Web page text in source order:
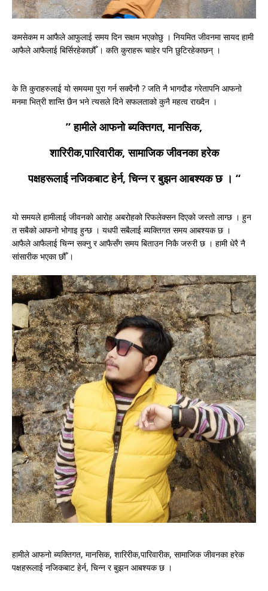
कमसेकम म आफैले आफुलाई समय दिन सक्षम भएकोछु । नियमित जीवनमा सायद हामी
आफैले आफैलाई बिर्सिरहेकाछौँ । कति कुराहरू चाहेर पनि छुटिरहेकाछन् ।
के ति कुराहरुलाई यो समयमा पुरा गर्न सक्दैनौ ? जति नै भागदौड गरेतापनि आफनो
मनमा भित्री शान्ति छैन भने त्यसले दिने सफलताको कुनै महत्व राख्दैन ।
” हामीले आफनो ब्यक्तिगत, मानसिक,
शारिरीक,पारिवारीक, सामाजिक जीवनका हरेक
पक्षहरूलाई नजिकबाट हेर्न, चिन्न र बुझन आबश्यक छ । “
यो समयले हामीलाई जीवनको आरोह अबरोहको रिफलेक्सन दिएको जस्तो लाग्छ । हुन
त सबैको आफनो भोगाइ हुन्छ । यधपी सबैलाई ब्यक्तिगत समय आबश्यक छ ।
आफैले आफैलाई चिन्न सक्नु र आफैसँग समय बिताउन निकै जरुरी छ । हामी धेरै नै
सांसारीक भएका छौँ ।
हामीले आफनो ब्यक्तिगत, मानसिक, शारिरीक,पारिवारीक, सामाजिक जीवनका हरेक
पक्षहरूलाई नजिकबाट हेर्न, चिन्न र बुझन आबश्यक छ ।